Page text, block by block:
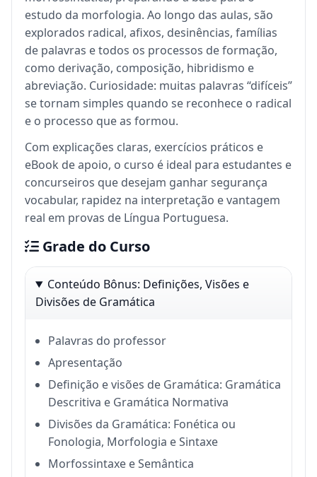
estudo da morfologia. Ao longo das aulas, são
explorados radical, afixos, desinências, famílias
de palavras e todos os processos de formação,
como derivação, composição, hibridismo e
abreviação. Curiosidade: muitas palavras “difíceis”
se tornam simples quando se reconhece o radical
e o processo que as formou.
Com explicações claras, exercícios práticos e
eBook de apoio, o curso é ideal para estudantes e
concurseiros que desejam ganhar segurança
vocabular, rapidez na interpretação e vantagem
real em provas de Língua Portuguesa.
Grade do Curso
Conteúdo Bônus: Definições, Visões e
Divisões de Gramática
Palavras do professor
Apresentação
Definição e visões de Gramática: Gramática
Descritiva e Gramática Normativa
Divisões da Gramática: Fonética ou
Fonologia, Morfologia e Sintaxe
Morfossintaxe e Semântica